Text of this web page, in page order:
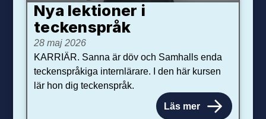
Nya lektioner i
teckenspråk
28 maj 2026
KARRIÄR. Sanna är döv och Samhalls enda
teckenspråkiga internlärare. I den här kursen
lär hon dig teckenspråk.
Läs mer